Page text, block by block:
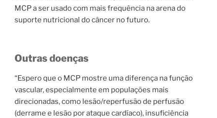
MCP a ser usado com mais frequência na arena do
suporte nutricional do câncer no futuro.
Outras doenças
“Espero que o MCP mostre uma diferença na função
vascular, especialmente em populações mais
direcionadas, como lesão/reperfusão de perfusão
(derrame e lesão por ataque cardíaco), insuficiência